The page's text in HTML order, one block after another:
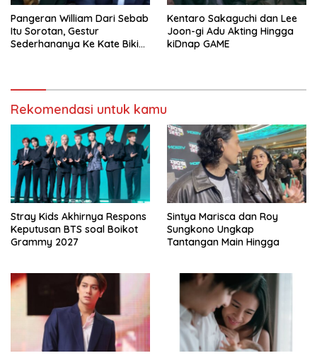
Pangeran William Dari Sebab
Itu Sorotan, Gestur
Sederhananya Ke Kate Bikin
Kentaro Sakaguchi dan Lee
Joon-gi Adu Akting Hingga
kiDnap GAME
Rekomendasi untuk kamu
Stray Kids Akhirnya Respons
Keputusan BTS soal Boikot
Grammy 2027
Sintya Marisca dan Roy
Sungkono Ungkap
Tantangan Main Hingga